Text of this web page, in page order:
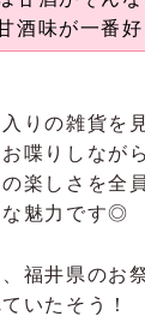
酒味が一番好
りの雑貨を
喋りしなが
楽しさを全
な魅力です◎
福井県のお
いたそう！